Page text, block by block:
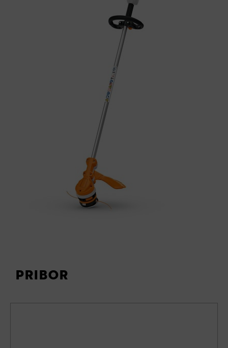
PRIBOR